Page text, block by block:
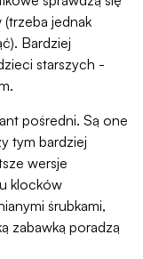
jednak
Bardziej
starszych -
pośredni. Są one
tym bardziej
wersje
klocków
śrubkami,
zabawką poradzą